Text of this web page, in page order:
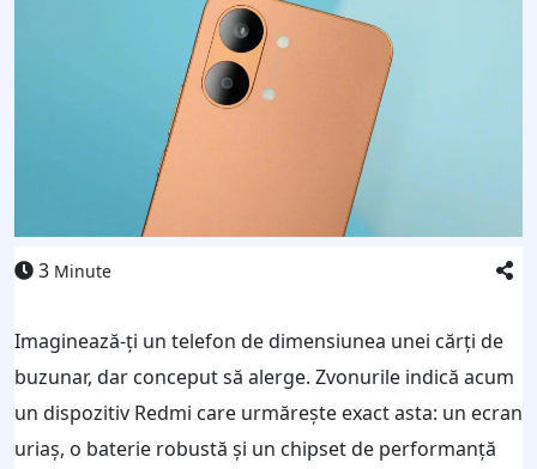
3 Minute
Imaginează-ți un telefon de dimensiunea unei cărți de
buzunar, dar conceput să alerge. Zvonurile indică acum
un dispozitiv Redmi care urmărește exact asta: un ecran
uriaș, o baterie robustă și un chipset de performanță